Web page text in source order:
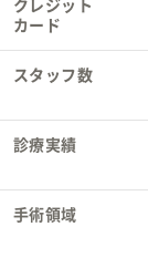
クレジット
カード
スタッフ数
診療実績
手術領域